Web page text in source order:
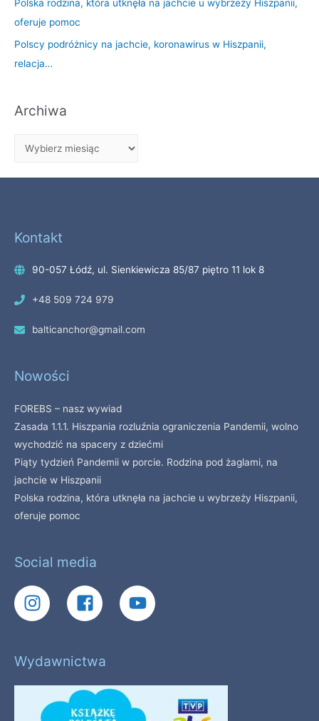
Polska rodzina, która utknęła na jachcie u wybrzeży Hiszpanii,
oferuje pomoc
Polscy podróżnicy na jachcie, koronawirus w Hiszpanii,
relacja…
Archiwa
Kontakt
90-057 Łódź, ul. Sienkiewicza 85/87 piętro 11 lok 8
+48 509 724 979
balticanchor@gmail.com
Nowości
FOREBS – nasz wywiad
Zasada 1.1.1. Hiszpania rozluźnia ograniczenia Pandemii, wolno
wychodzić na spacery z dziećmi
Piąty tydzień Pandemii w porcie. Rodzina pod żaglami, na
jachcie w Hiszpanii
Polska rodzina, która utknęła na jachcie u wybrzeży Hiszpanii,
oferuje pomoc
Social media
Wydawnictwa